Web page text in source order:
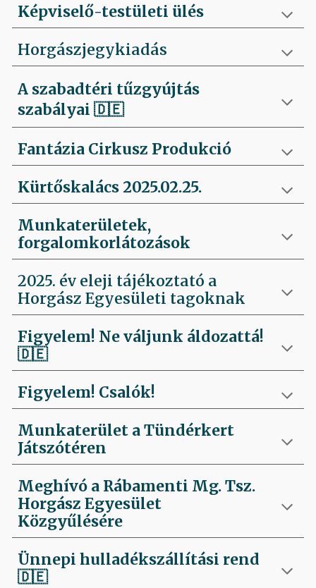
Képviselő-testületi ülés
Horgászjegykiadás
A szabadtéri tűzgyújtás
szabályai 🇩🇪
Fantázia Cirkusz Produkció
Kürtőskalács 2025.02.25.
Munkaterületek,
forgalomkorlátozások
2025. év eleji tájékoztató a
Horgász Egyesületi tagoknak
Figyelem! Ne váljunk áldozattá!
🇩🇪
Figyelem! Csalók!
Munkaterület a Tündérkert
Játszótéren
Meghívó a Rábamenti Mg. Tsz.
Horgász Egyesület
Közgyűlésére
Ünnepi hulladékszállítási rend
🇩🇪